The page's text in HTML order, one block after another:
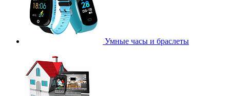
Умные часы и браслеты